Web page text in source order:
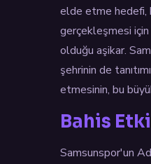
elde etme hedefi,
gerçekleşmesi
olduğu aşikar.
şehrinin de
etmesinin, bu
Bahis
Samsunspor'un